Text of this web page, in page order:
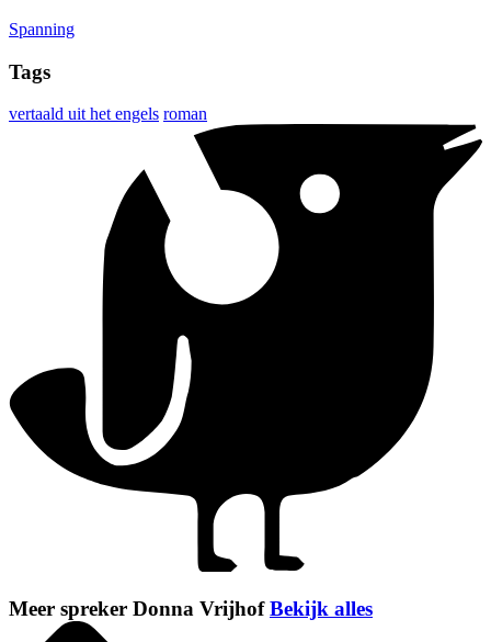
Spanning
Tags
vertaald uit het engels roman
Meer spreker Donna VrijhofBekijk alles